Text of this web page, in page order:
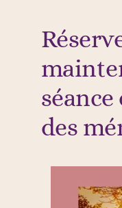
des